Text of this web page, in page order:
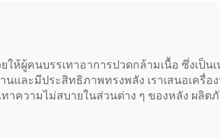
ให้ผู้คนบรรเทาอาการปวดกล้ามเนื้อ ซึ่งเ
และมีประสิทธิภาพทรงพลัง เราเสนอเครื่
าความไม่สบายในส่วนต่าง ๆ ของหลัง ผ